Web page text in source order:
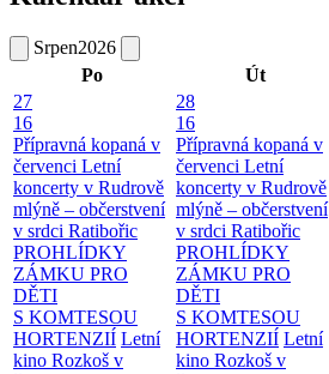
Srpen2026
Po
Út
27
16
Přípravná kopaná v
červenci Letní
koncerty v Rudrově
mlýně – občerstvení
v srdci Ratibořic
PROHLÍDKY
ZÁMKU PRO
DĚTI
S KOMTESOU
HORTENZIÍ Letní
kino Rozkoš v
28
16
Přípravná kopaná v
červenci Letní
koncerty v Rudrově
mlýně – občerstvení
v srdci Ratibořic
PROHLÍDKY
ZÁMKU PRO
DĚTI
S KOMTESOU
HORTENZIÍ Letní
kino Rozkoš v